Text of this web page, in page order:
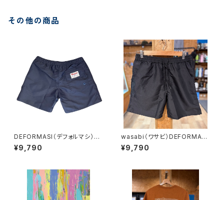
その他の商品
DEFORMASI（デフォルマシ）25
トランクス WASABI ORIGIN
ALS ネイビー
¥9,790
wasabi（ワサビ）DEFORMASI
デフォルマシ 2026 トランクス
ワサビオリジナル
¥9,790